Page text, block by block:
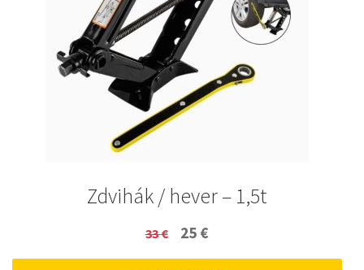
Zdvihák / hever – 1,5t
33€
Original
price
25 €
price